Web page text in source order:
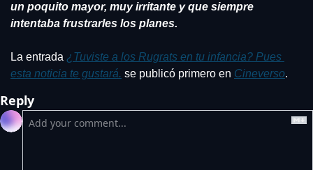
un poquito mayor, muy irritante y que siempre
intentaba frustrarles los planes.
La entrada ¿Tuviste a los Rugrats en tu infancia? Pues
esta noticia te gustará. se publicó primero en Cineverso.
Reply